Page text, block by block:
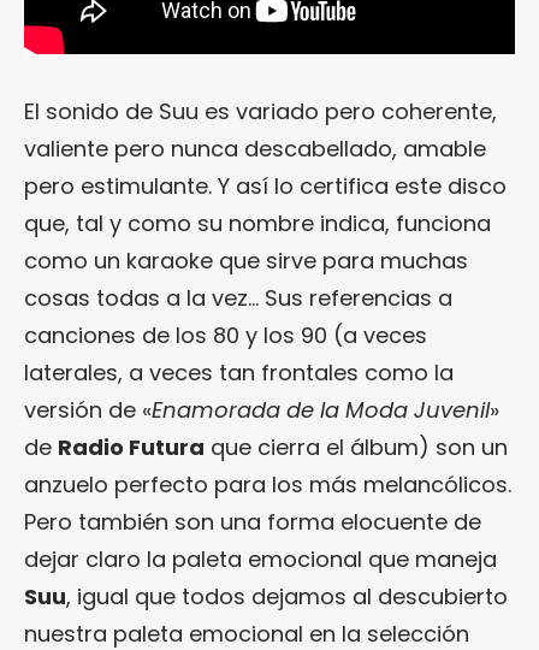
El sonido de Suu es variado pero coherente,
valiente pero nunca descabellado, amable
pero estimulante. Y así lo certifica este disco
que, tal y como su nombre indica, funciona
como un karaoke que sirve para muchas
cosas todas a la vez… Sus referencias a
canciones de los 80 y los 90 (a veces
laterales, a veces tan frontales como la
versión de «Enamorada de la Moda Juvenil»
de Radio Futura que cierra el álbum) son un
anzuelo perfecto para los más melancólicos.
Pero también son una forma elocuente de
dejar claro la paleta emocional que maneja
Suu, igual que todos dejamos al descubierto
nuestra paleta emocional en la selección